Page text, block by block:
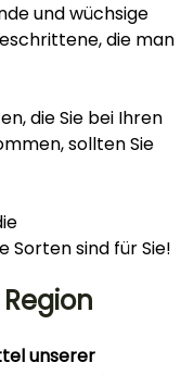
und wüchsige
die man
die Sie bei Ihren
sollten Sie
Sorten sind für Sie!
unserer